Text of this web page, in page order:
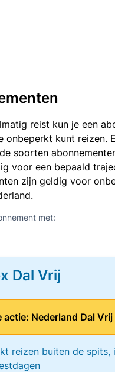
reist kun je een
onbeperkt kunt reizen.
soorten
voor een bepaald
zijn geldig voor
met:
Dal Vrij
actie: Nederland Dal
reizen buiten de spits,